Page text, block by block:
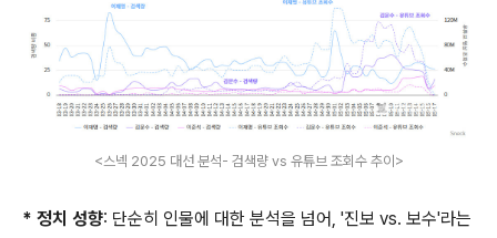
<스넥 2025 대선 분석- 검색량 vs 유튜브 조회수 추이>
* 정치 성향: 단순히 인물에 대한 분석을 넘어, '진보 vs. 보수'라는